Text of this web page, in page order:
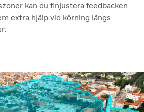
kan du finjustera feedbacken
extra hjälp vid körning längs